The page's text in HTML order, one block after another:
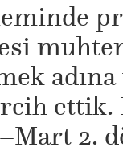
adına
2.